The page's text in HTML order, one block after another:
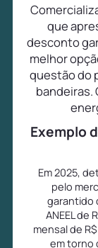
que
desconto
melhor
questão do
bandeiras.
Exemplo
Em 2025,
pelo
garantido
ANEEL de
mensal de
em torno